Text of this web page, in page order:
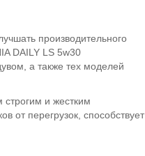
производительного
DAILY LS 5w30
а также тех моделей
строгим и жестким
от перегрузок, способствует